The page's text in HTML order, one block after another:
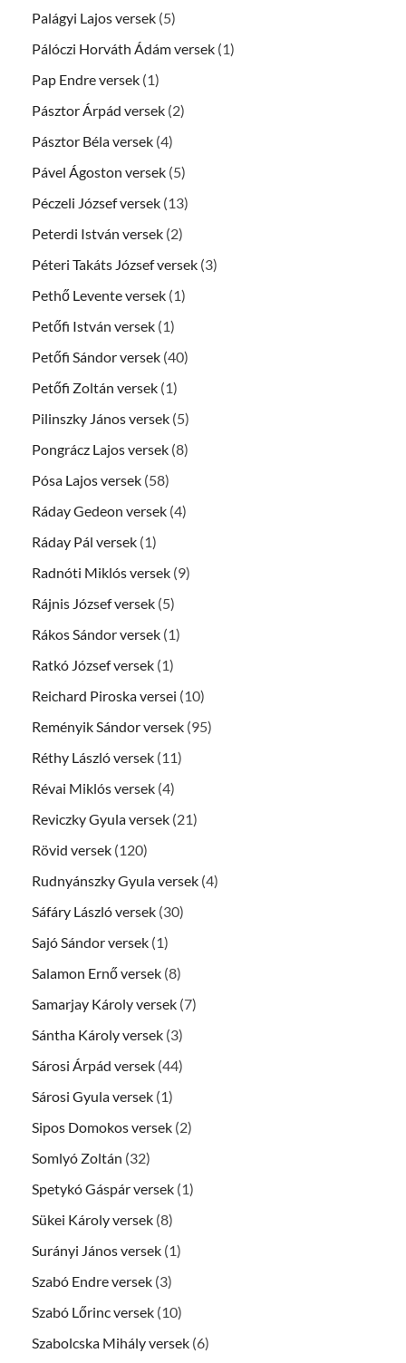
Palágyi Lajos versek (5)
Pálóczi Horváth Ádám versek (1)
Pap Endre versek (1)
Pásztor Árpád versek (2)
Pásztor Béla versek (4)
Pável Ágoston versek (5)
Péczeli József versek (13)
Peterdi István versek (2)
Péteri Takáts József versek (3)
Pethő Levente versek (1)
Petőfi István versek (1)
Petőfi Sándor versek (40)
Petőfi Zoltán versek (1)
Pilinszky János versek (5)
Pongrácz Lajos versek (8)
Pósa Lajos versek (58)
Ráday Gedeon versek (4)
Ráday Pál versek (1)
Radnóti Miklós versek (9)
Rájnis József versek (5)
Rákos Sándor versek (1)
Ratkó József versek (1)
Reichard Piroska versei (10)
Reményik Sándor versek (95)
Réthy László versek (11)
Révai Miklós versek (4)
Reviczky Gyula versek (21)
Rövid versek (120)
Rudnyánszky Gyula versek (4)
Sáfáry László versek (30)
Sajó Sándor versek (1)
Salamon Ernő versek (8)
Samarjay Károly versek (7)
Sántha Károly versek (3)
Sárosi Árpád versek (44)
Sárosi Gyula versek (1)
Sipos Domokos versek (2)
Somlyó Zoltán (32)
Spetykó Gáspár versek (1)
Sükei Károly versek (8)
Surányi János versek (1)
Szabó Endre versek (3)
Szabó Lőrinc versek (10)
Szabolcska Mihály versek (6)